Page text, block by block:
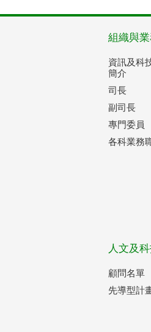
組織與
資訊及科
簡介
司長
副司長
專門委員
各科業務
人文及
顧問名單
先導型計